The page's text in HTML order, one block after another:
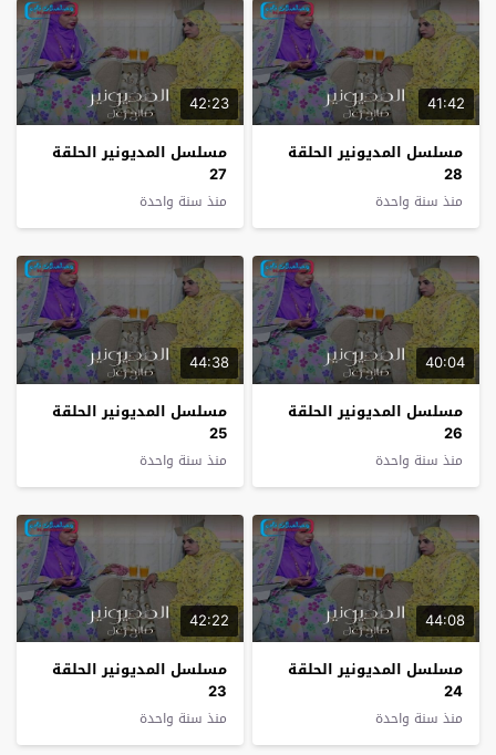
41:42
مسلسل المديونير الحلقة
28
منذ سنة واحدة
42:23
مسلسل المديونير الحلقة
27
منذ سنة واحدة
40:04
مسلسل المديونير الحلقة
26
منذ سنة واحدة
44:38
مسلسل المديونير الحلقة
25
منذ سنة واحدة
44:08
مسلسل المديونير الحلقة
24
منذ سنة واحدة
42:22
مسلسل المديونير الحلقة
23
منذ سنة واحدة